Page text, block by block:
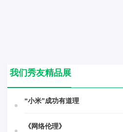
我们秀友精品展
“小米”成功有道理
《网络伦理》